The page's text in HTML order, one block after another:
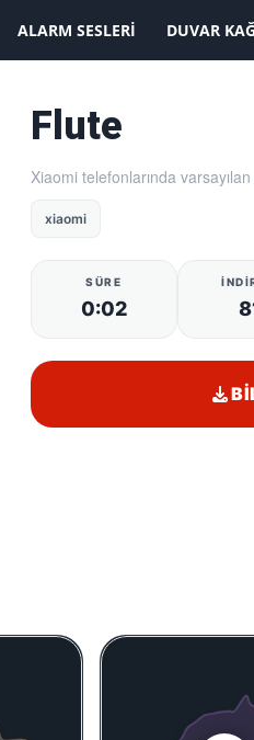
KAYDOLMAK İSTİYORUM
ALARM SESLERI DUVAR
Flute
Xiaomi telefonlarında
xiaomi
SÜRE
0:02